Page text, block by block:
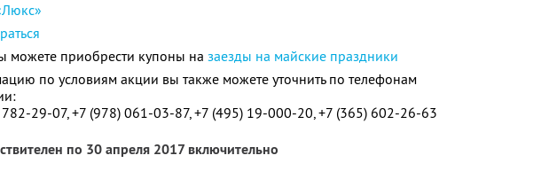
можете приобрести купоны на заезды на майские праздники
по условиям акции вы также можете уточнить по телефонам
29-07, +7 (978) 061-03-87, +7 (495) 19-000-20, +7 (365) 602-26-63
по 30 апреля 2017 включительно